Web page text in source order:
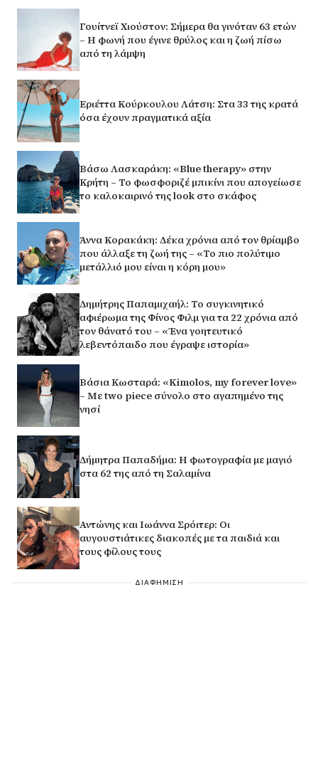
Γουίτνεϊ Χιούστον: Σήμερα θα γινόταν 63 ετών
– Η φωνή που έγινε θρύλος και η ζωή πίσω
από τη λάμψη
Εριέττα Κούρκουλου Λάτση: Στα 33 της κρατά
όσα έχουν πραγματικά αξία
Βάσω Λασκαράκη: «Blue therapy» στην
Κρήτη – Το φωσφοριζέ μπικίνι που απογείωσε
το καλοκαιρινό της look στο σκάφος
Άννα Κορακάκη: Δέκα χρόνια από τον θρίαμβο
που άλλαξε τη ζωή της – «Το πιο πολύτιμο
μετάλλιό μου είναι η κόρη μου»
Δημήτρης Παπαμιχαήλ: Το συγκινητικό
αφιέρωμα της Φίνος Φιλμ για τα 22 χρόνια από
τον θάνατό του – «Ένα γοητευτικό
λεβεντόπαιδο που έγραψε ιστορία»
Βάσια Κωσταρά: «Kimolos, my forever love»
– Με two piece σύνολο στο αγαπημένο της
νησί
Δήμητρα Παπαδήμα: Η φωτογραφία με μαγιό
στα 62 της από τη Σαλαμίνα
Αντώνης και Ιωάννα Σρόιτερ: Οι
αυγουστιάτικες διακοπές με τα παιδιά και
τους φίλους τους
ΔΙΑΦΗΜΙΣΗ